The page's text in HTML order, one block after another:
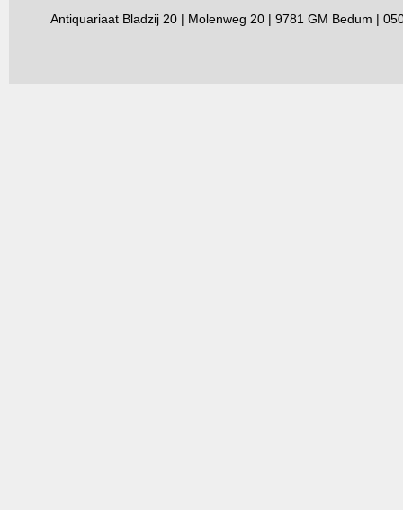
Antiquariaat Bladzij 20 | Molenweg 20 | 9781 GM Bedum |